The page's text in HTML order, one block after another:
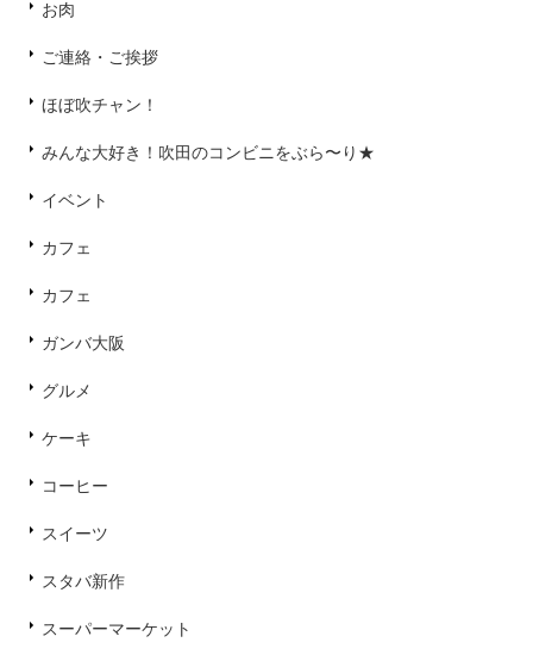
お肉
ご連絡・ご挨拶
ほぼ吹チャン！
みんな大好き！吹田のコンビニをぶら〜り★
イベント
カフェ
カフェ
ガンバ大阪
グルメ
ケーキ
コーヒー
スイーツ
スタバ新作
スーパーマーケット